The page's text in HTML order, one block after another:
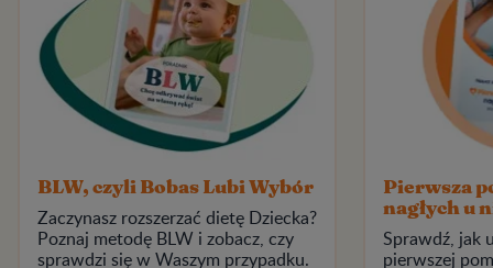
BLW, czyli Bobas Lubi Wybór
Zaczynasz rozszerzać dietę Dziecka?
Poznaj metodę BLW i zobacz, czy
sprawdzi się w Waszym przypadku.
Pierwsza
nagłych u
Sprawdź, jak
pierwszej